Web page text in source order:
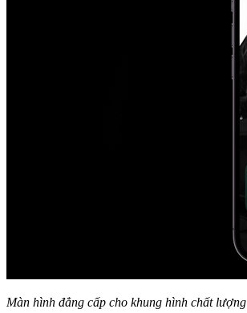
Màn hình đẳng cấp cho khung hình chất lượng